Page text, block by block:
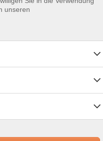
für die
der-
inkl. eBook
Start:
Mo.
19:00 Uhr
unseren